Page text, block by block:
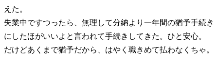
えた。
失業中ですつったら、無理して分納より一年間の猶予手続き
にしたほがいいよと言われて手続きしてきた。ひと安心。
だけどあくまで猶予だから、はやく職きめて払わなくちゃ。